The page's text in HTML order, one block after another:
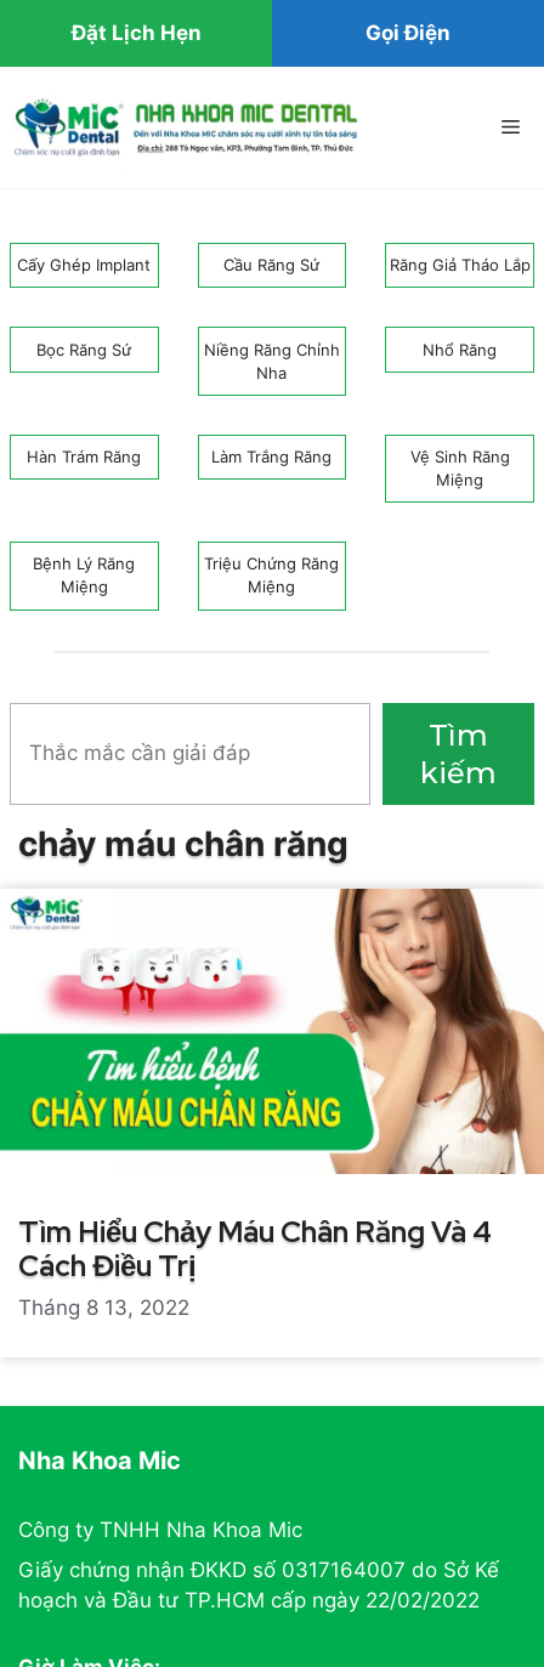
đến
Cấy Ghép Implant Cầu Răng Sứ Răng Giả Tháo Lắp
Bọc Răng Sứ
Niềng Răng Chỉnh
Nha
Nhổ Răng
Hàn Trám Răng Làm Trắng Răng
Vệ Sinh Răng
Miệng
Bệnh Lý Răng
Miệng
Triệu Chứng Răng
Miệng
kiếm
Tìm
kiếm
chảy máu chân răng
Tìm Hiểu Chảy Máu Chân Răng Và 4
Cách Điều Trị
Tháng 8 13, 2022
Nha Khoa Mic
Công ty TNHH Nha Khoa Mic
Giấy chứng nhận ĐKKD số 0317164007 do Sở Kế
hoạch và Đầu tư TP.HCM cấp ngày 22/02/2022
Đặt Lịch Hẹn Gọi Điện